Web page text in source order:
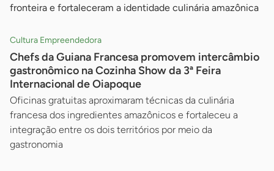
fronteira e fortaleceram a identidade culinária amazônica
Cultura Empreendedora
Chefs da Guiana Francesa promovem intercâmbio
gastronômico na Cozinha Show da 3ª Feira
Internacional de Oiapoque
Oficinas gratuitas aproximaram técnicas da culinária
francesa dos ingredientes amazônicos e fortaleceu a
integração entre os dois territórios por meio da
gastronomia